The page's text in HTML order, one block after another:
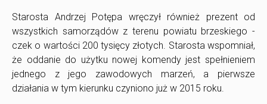
Starosta Andrzej Potępa wręczył również prezent od
wszystkich samorządów z terenu powiatu brzeskiego -
czek o wartości 200 tysięcy złotych. Starosta wspomniał,
że oddanie do użytku nowej komendy jest spełnieniem
jednego z jego zawodowych marzeń, a pierwsze
działania w tym kierunku czyniono już w 2015 roku.